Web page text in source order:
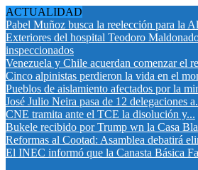
ACTUALIDAD
Pabel Muñoz busca la reelección para la
Exteriores del hospital Teodoro
inspeccionados
Venezuela y Chile acuerdan comenzar el
Cinco alpinistas perdieron la vida en el
Pueblos de aislamiento afectados por la
José Julio Neira pasa de 12 delegaciones
CNE tramita ante el TCE la disolución y...
Bukele recibido por Trump wn la Casa
Reformas al Cootad: Asamblea debatirá
El INEC informó que la Canasta Básica